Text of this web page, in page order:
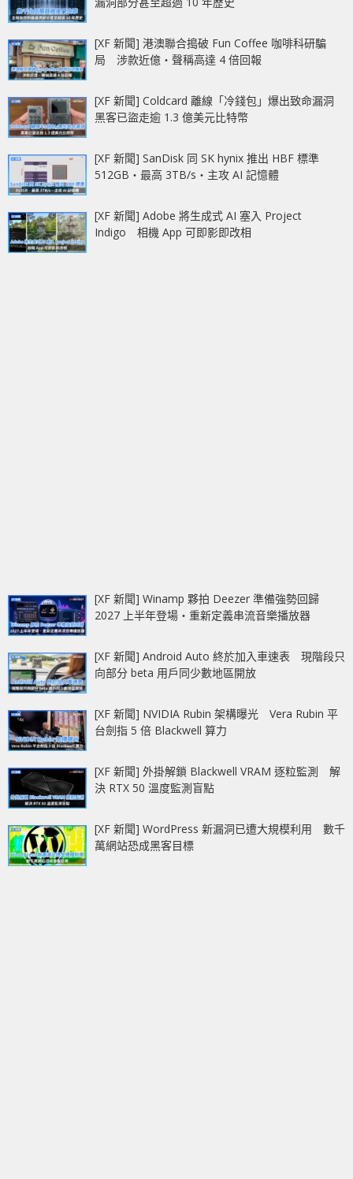
[XF 新聞] 港澳聯合搗破 Fun Coffee 咖啡科研騙
局 涉款近億‧聲稱高達 4 倍回報
[XF 新聞] Coldcard 離線「冷錢包」爆出致命漏洞
黑客已盜走逾 1.3 億美元比特幣
[XF 新聞] SanDisk 同 SK hynix 推出 HBF 標準
512GB‧最高 3TB/s‧主攻 AI 記憶體
[XF 新聞] Adobe 將生成式 AI 塞入 Project
Indigo 相機 App 可即影即改相
[XF 新聞] Winamp 夥拍 Deezer 準備強勢回歸
2027 上半年登場‧重新定義串流音樂播放器
[XF 新聞] Android Auto 終於加入車速表 現階段只
向部分 beta 用戶同少數地區開放
[XF 新聞] NVIDIA Rubin 架構曝光 Vera Rubin 平
台劍指 5 倍 Blackwell 算力
[XF 新聞] 外掛解鎖 Blackwell VRAM 逐粒監測 解
決 RTX 50 溫度監測盲點
[XF 新聞] WordPress 新漏洞已遭大規模利用 數千
萬網站恐成黑客目標